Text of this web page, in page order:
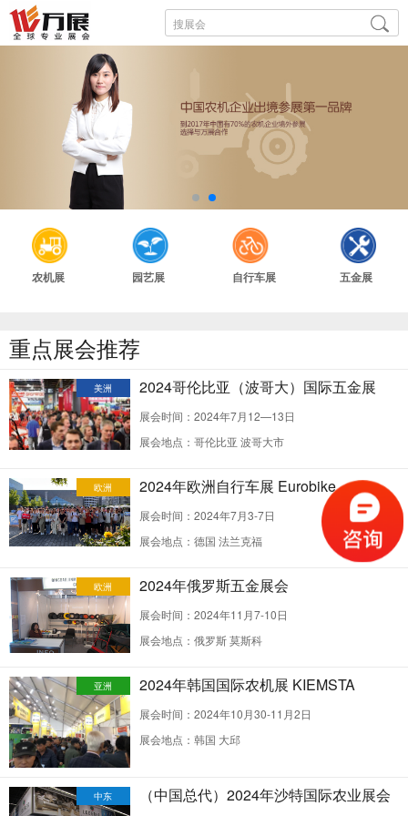
农机展 园艺展 自行车展 五金展
重点展会推荐
美洲 2024哥伦比亚（波哥大）国际五金展
展会时间：2024年7月12—13日
展会地点：哥伦比亚 波哥大市
欧洲 2024年欧洲自行车展 Eurobike
展会时间：2024年7月3-7日
展会地点：德国 法兰克福
欧洲 2024年俄罗斯五金展会
展会时间：2024年11月7-10日
展会地点：俄罗斯 莫斯科
亚洲 2024年韩国国际农机展 KIEMSTA
展会时间：2024年10月30-11月2日
展会地点：韩国 大邱
中东 （中国总代）2024年沙特国际农业展会